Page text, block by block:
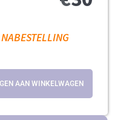
AAN WINKELWAGEN